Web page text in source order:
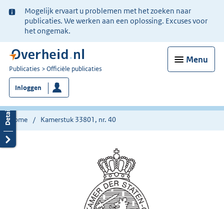
Ter
informatie:
Mogelijk ervaart u problemen met het zoeken naar
publicaties. We werken aan een oplossing. Excuses voor
het ongemak.
Menu
U
bent
nu
hier:
Publicaties Officiële publicaties
Inloggen
Home Kamerstuk 33801, nr. 40